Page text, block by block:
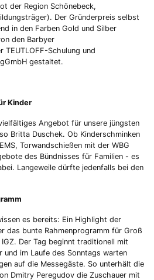
der Region Schönebeck,
Der Gründerpreis selbst
in den Farben Gold und Silber
den Barbyer
Schulung und
gestaltet.
Kinder
Angebot für unsere jüngsten
Britta Duschek. Ob Kinderschminken
Torwandschießen mit der WBG
des Bündnisses für Familien - es
Langeweile dürfte jedenfalls bei den
es bereits: Ein Highlight der
das bunte Rahmenprogramm für Groß
Der Tag beginnt traditionell mit
und im Laufe des Sonntags warten
auf die Messegäste. So unterhält die
Dmitry Peregudov die Zuschauer mit